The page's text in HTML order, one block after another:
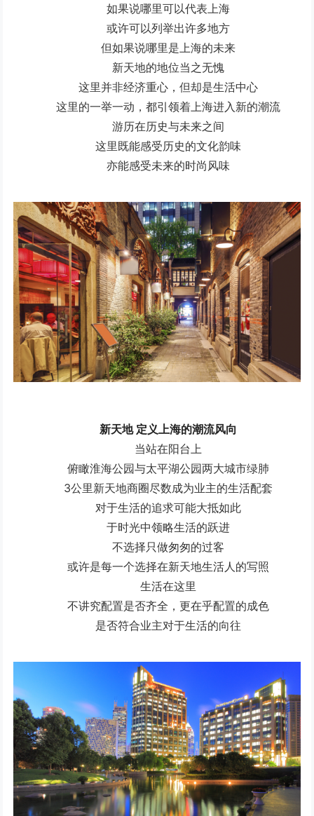
如果说哪里可以代表上海
或许可以列举出许多地方
但如果说哪里是上海的未来
新天地的地位当之无愧
这里并非经济重心，但却是生活中心
这里的一举一动，都引领着上海进入新的潮流
游历在历史与未来之间
这里既能感受历史的文化韵味
亦能感受未来的时尚风味
新天地 定义上海的潮流风向
当站在阳台上
俯瞰淮海公园与太平湖公园两大城市绿肺
3公里新天地商圈尽数成为业主的生活配套
对于生活的追求可能大抵如此
于时光中领略生活的跃进
不选择只做匆匆的过客
或许是每一个选择在新天地生活人的写照
生活在这里
不讲究配置是否齐全，更在乎配置的成色
是否符合业主对于生活的向往